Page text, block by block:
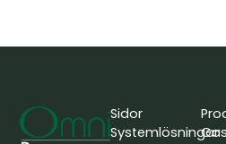
Sidor
Systemlösningar